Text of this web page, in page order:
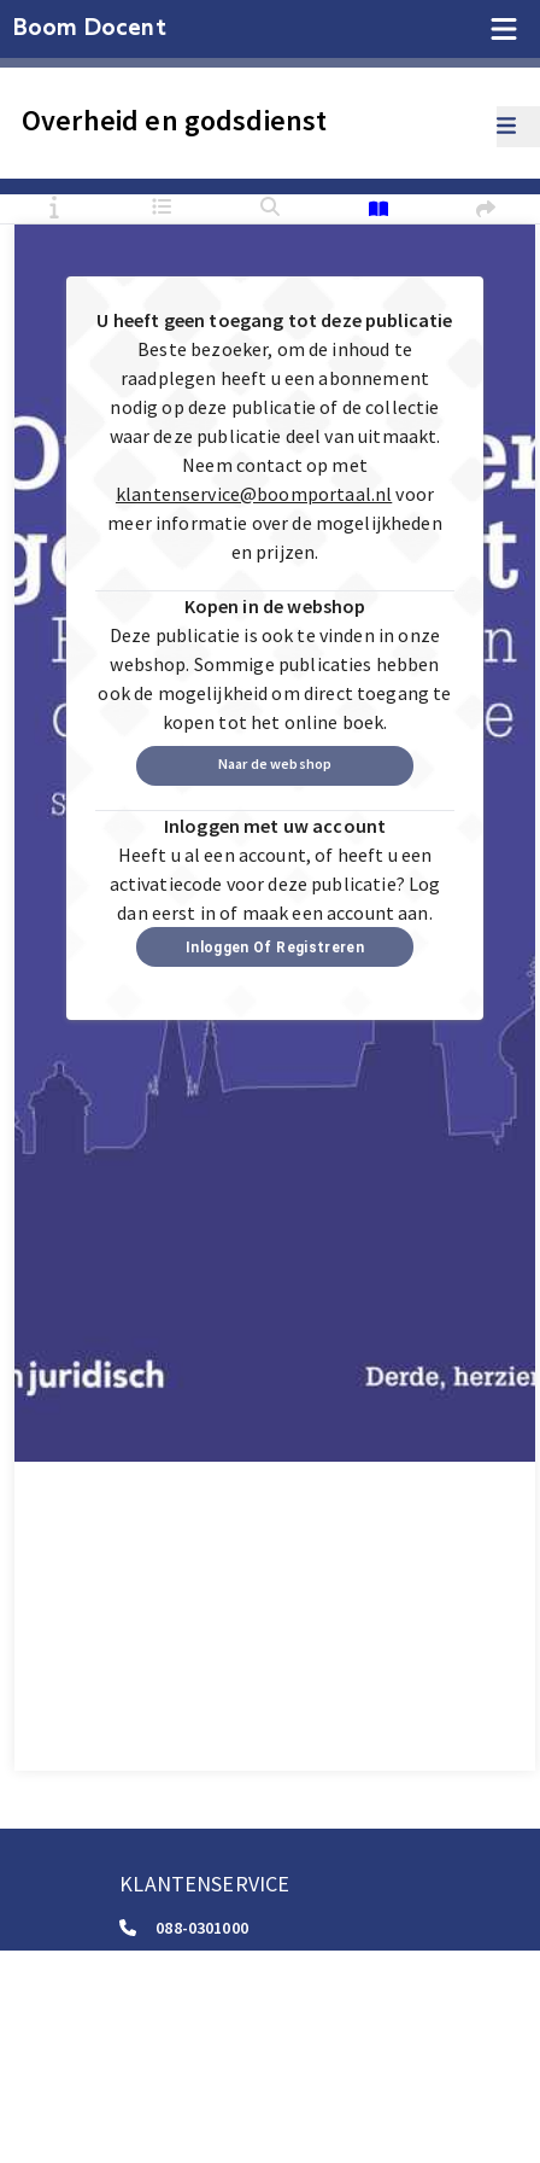
Boom Docent
Overheid en godsdienst
U heeft geen toegang tot deze publicatie
Beste bezoeker, om de inhoud te
raadplegen heeft u een abonnement
nodig op deze publicatie of de collectie
waar deze publicatie deel van uitmaakt.
Neem contact op met
klantenservice@boomportaal.nl voor
meer informatie over de mogelijkheden
en prijzen.
Kopen in de webshop
Deze publicatie is ook te vinden in onze
webshop. Sommige publicaties hebben
ook de mogelijkheid om direct toegang te
kopen tot het online boek.
Naar de webshop
Inloggen met uw account
Heeft u al een account, of heeft u een
activatiecode voor deze publicatie? Log
dan eerst in of maak een account aan.
Inloggen Of Registreren
KLANTENSERVICE
088-0301000